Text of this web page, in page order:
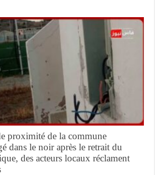
proximité de la commune
dans le noir après le retrait du
des acteurs locaux réclament